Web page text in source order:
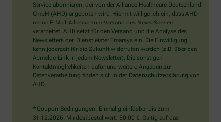
Dann
wählen
Sie
bitte
den
Schlüssel.
Service abonnieren, der von der Alliance Healthcare Deutschland
GmbH (AHD) angeboten wird. Hiermit willige ich ein, dass AHD
meine E-Mail-Adresse zum Versand des News-Service
verarbeitet. AHD setzt für den Versand und die Analyse des
Newsletters den Dienstleister Emarsys ein. Die Einwilligung
kann jederzeit für die Zukunft widerrufen werden (z.B. über den
Abmelde-Link in jedem Newsletter). Die sonstigen
Kontaktmöglichkeiten dafür und weitere Angaben zur
Datenverarbeitung finden sich in der Datenschutzerklärung von
AHD.
* Coupon-Bedingungen: Einmalig einlösbar bis zum
31.12.2026. Mindestbestellwert: 50,00 €. Gültig auf das